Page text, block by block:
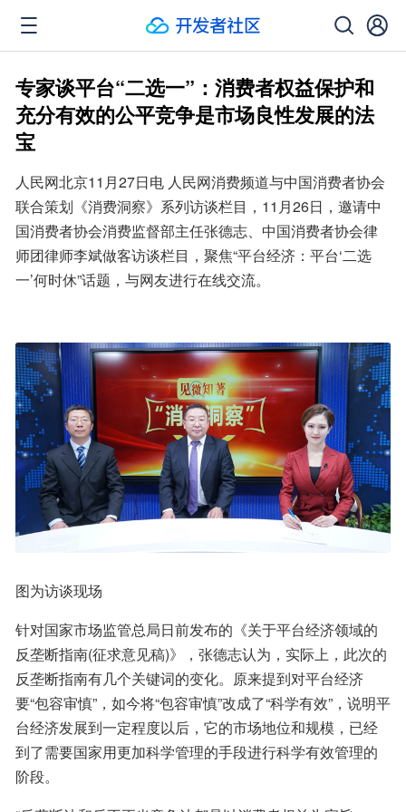
专家谈平台“二选一”：消费者权益保护和
充分有效的公平竞争是市场良性发展的法
宝
人民网北京11月27日电 人民网消费频道与中国消费者协会
联合策划《消费洞察》系列访谈栏目，11月26日，邀请中
国消费者协会消费监督部主任张德志、中国消费者协会律
师团律师李斌做客访谈栏目，聚焦“平台经济：平台‘二选
一’何时休”话题，与网友进行在线交流。
图为访谈现场
针对国家市场监管总局日前发布的《关于平台经济领域的
反垄断指南(征求意见稿)》，张德志认为，实际上，此次的
反垄断指南有几个关键词的变化。原来提到对平台经济
要“包容审慎”，如今将“包容审慎”改成了“科学有效”，说明平
台经济发展到一定程度以后，它的市场地位和规模，已经
到了需要国家用更加科学管理的手段进行科学有效管理的
阶段。